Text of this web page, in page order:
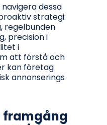
dessa
strategi:
regelbunden
precision i
i
att förstå och
kan företag
annonserings
framgång